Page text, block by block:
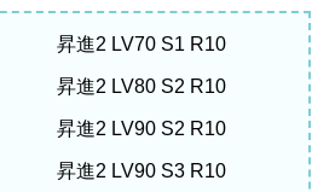
昇進2 LV70 S1 R10
昇進2 LV80 S2 R10
進2 LV90 S2 R10
進2 LV90 S3 R10